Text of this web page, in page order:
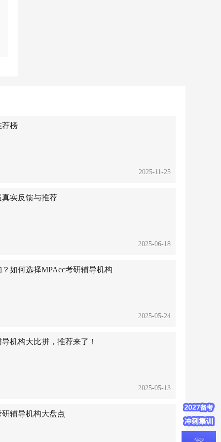
荐榜
2025-11-25
实反馈与推荐
2025-06-18
如何选择MPAcc考研辅导机构
2025-05-24
机构大比拼，推荐来了！
2025-05-13
辅导机构大盘点